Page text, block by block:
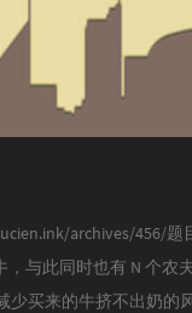
archives/456/
，与此同时也有 N 个
买来的牛挤不出奶的